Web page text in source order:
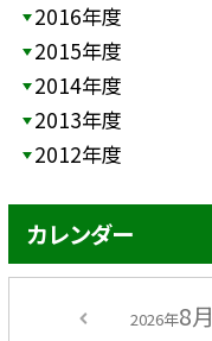
2016年度
2015年度
2014年度
2013年度
2012年度
カレンダー
2026年8月